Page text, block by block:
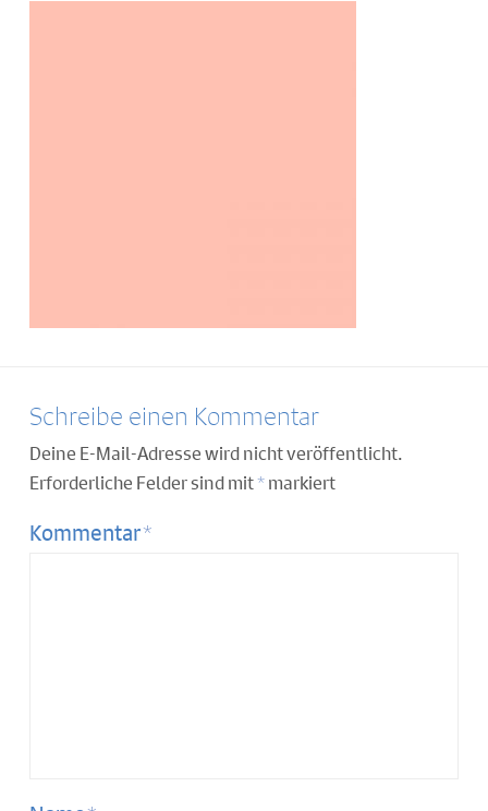
Schreibe einen Kommentar
Deine E-Mail-Adresse wird nicht veröffentlicht.
Erforderliche Felder sind mit*markiert
Kommentar*